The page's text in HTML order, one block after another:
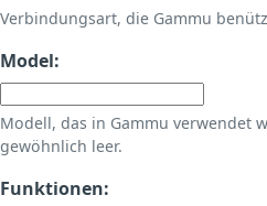
Verbindungsart, die Gammu
Model:
Modell, das in Gammu verwendet
gewöhnlich leer.
Funktionen: